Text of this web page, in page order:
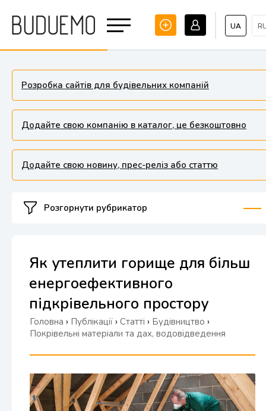
UA
Розробка сайтів для будівельних компаній
Додайте свою компанію в каталог, це безкоштовно
Додайте свою новину, прес-реліз або статтю
Розгорнути рубрикатор
Як утеплити горище для більш
енергоефективного
підкрівельного простору
Головна › Публікації › Статті › Будівництво ›
Покрівельні матеріали та дах, водовідведення